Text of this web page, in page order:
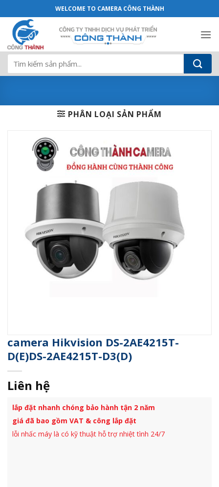
qua
dung
camera Hikvision DS-2AE4215T-
WELCOME TO CAMERA CÔNG THÀNH
Tìm
kiếm:
PHÂN LOẠI SẢN PHẨM
camera Hikvision DS-2AE4215T-
D(E)DS-2AE4215T-D3(D)
Liên hệ
lắp đặt nhanh chóng bảo hành tận 2 năm
giá đã bao gồm VAT & công lắp đặt
lỗi nhấc máy là có kỹ thuật hỗ trợ nhiệt tình 24/7